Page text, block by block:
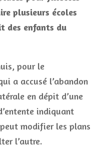
plusieurs écoles
des enfants du
pour le
a accusé l’abandon
en dépit d’une
indiquant
modifier les plans
l’autre.